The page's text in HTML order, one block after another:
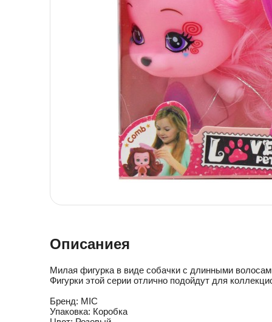
Детская косметика
Товары для праздника
Новогодние украшения
Товары для маленьких детей
Товары для маленьких детей
Канцелярские товары
Описаниея
Милая фигурка в виде собачки с длинными
Фигурки этой серии отлично подойдут для
Бренд: MIC
Упаковка: Коробка